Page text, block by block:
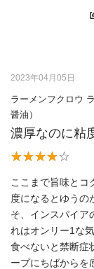
2023年04月05日
ラーメンフクロウ
醤油）
濃厚なのに粘
ここまで旨味とコ
度になるとゆうの
そ、インスパイア
れはオンリー1な気
食べないと禁断症
ープにちばからを